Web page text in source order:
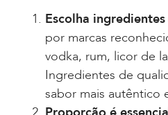
Escolha
por marcas
vodka, rum, licor de
Ingredientes de
sabor mais autêntico